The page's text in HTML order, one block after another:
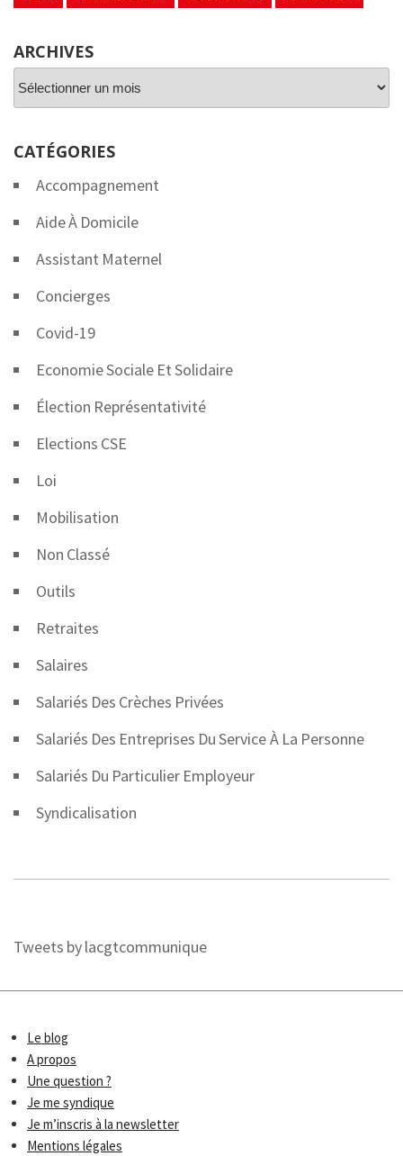
ARCHIVES
CATÉGORIES
Accompagnement
Aide À Domicile
Assistant Maternel
Concierges
Covid-19
Economie Sociale Et Solidaire
Élection Représentativité
Elections CSE
Loi
Mobilisation
Non Classé
Outils
Retraites
Salaires
Salariés Des Crèches Privées
Salariés Des Entreprises Du Service À La Personne
Salariés Du Particulier Employeur
Syndicalisation
Tweets by lacgtcommunique
Le blog
A propos
Une question ?
Je me syndique
Je m’inscris à la newsletter
Mentions légales